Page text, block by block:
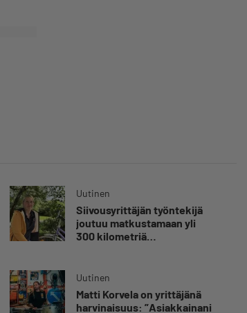
Uutinen
Siivousyrittäjän työntekijä
joutuu matkustamaan yli
300 kilometriä
Uutinen
Matti Korvela on yrittäjänä
harvinaisuus: ”Asiakkainani